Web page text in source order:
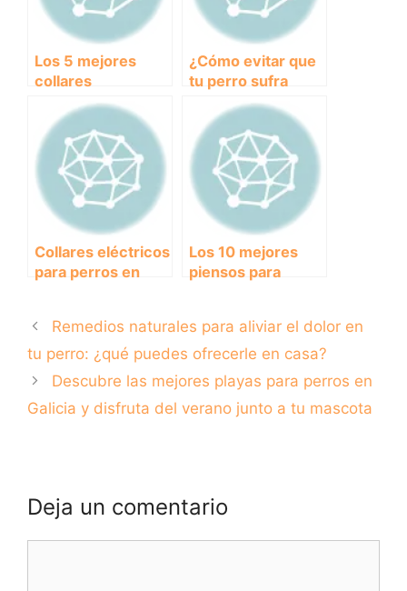
Los 5 mejores
collares
antiparasitarios
para perros en el
2020: encuentra
el más efectivo y
seguro para
proteger a tu
mascota.
¿Cómo evitar que
tu perro sufra
calambres con el
collar adecuado?
Collares eléctricos
para perros en
cruel?
Los 10 mejores
piensos para
nutrición y salud
Remedios naturales para aliviar el dolor en
tu perro: ¿qué puedes ofrecerle en casa?
Descubre las mejores playas para perros en
Galicia y disfruta del verano junto a tu mascota
Deja un comentario